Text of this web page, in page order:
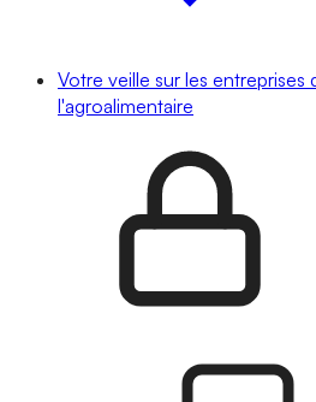
Votre veille sur les entreprises
l'agroalimentaire